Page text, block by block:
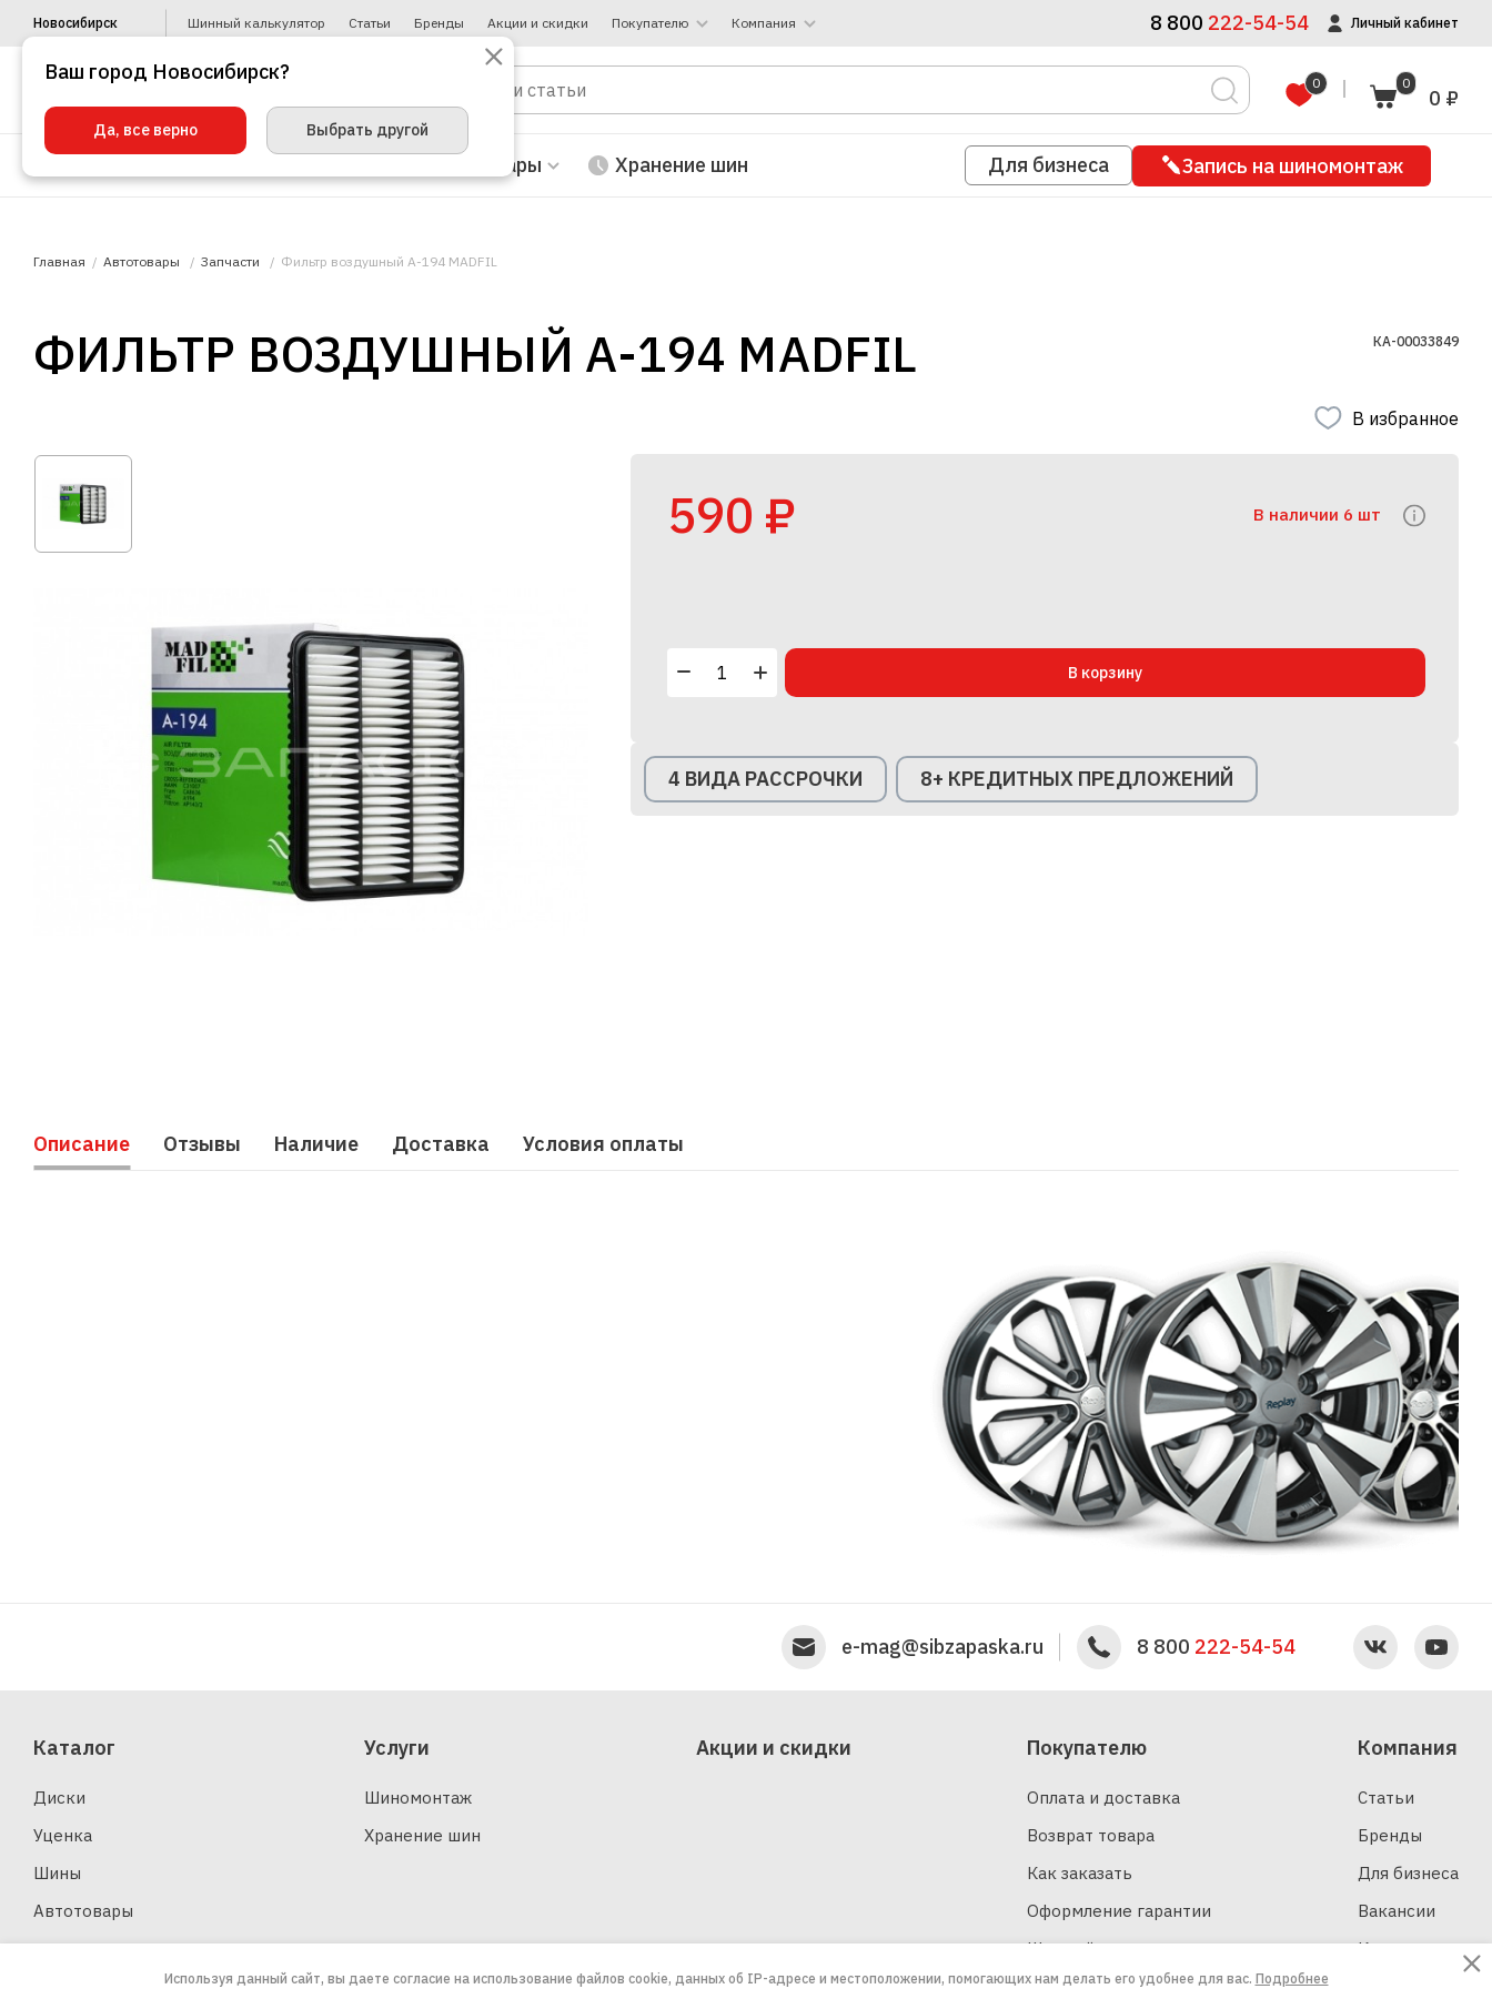
Новосибирск Шинный калькулятор Статьи Бренды Акции и скидки Покупателю Компания 8 800 222-54-54 Личный кабинет
0 0
0 ₽
Автотовары Хранение шин Для бизнеса Запись на шиномонтаж
Главная Автотовары Запчасти Фильтр воздушный A-194 MADFIL
ФИЛЬТР ВОЗДУШНЫЙ A-194 MADFIL КА-00033849
В избранное
590 ₽ В наличии 6 шт
В корзину
4 ВИДА РАССРОЧКИ 8+ КРЕДИТНЫХ ПРЕДЛОЖЕНИЙ
Описание Отзывы Наличие Доставка Условия оплаты
e-mag@sibzapaska.ru 8 800 222-54-54
Каталог
Диски
Уценка
Шины
Автотовары
Услуги
Шиномонтаж
Хранение шин
Акции и скидки Покупателю
Оплата и доставка
Возврат товара
Как заказать
Оформление гарантии
Шинный калькулятор
Компания
Статьи
Бренды
Для бизнеса
Вакансии
Контакты
Ваш город Новосибирск?
Да, все верно Выбрать другой
Используя данный сайт, вы даете согласие на использование файлов cookie, данных об IP-адресе и местоположении, помогающих нам делать его удобнее для вас. Подробнее